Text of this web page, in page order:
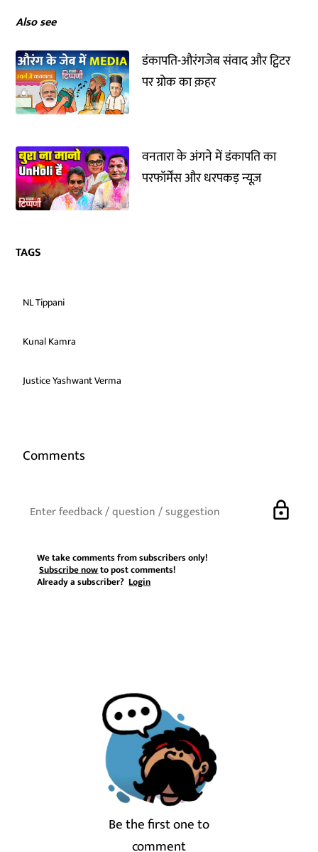
Also see
डंकापति-औरंगजेब संवाद और ट्विटर
पर ग्रोक का क़हर
वनतारा के अंगने में डंकापति का
परफॉर्मेंस और धरपकड़ न्यूज़
TAGS
NL Tippani
Kunal Kamra
Justice Yashwant Verma
Comments
lock
We take comments from subscribers only!
Subscribe nowto post comments!
Already a subscriber?Login
Be the first one to
comment